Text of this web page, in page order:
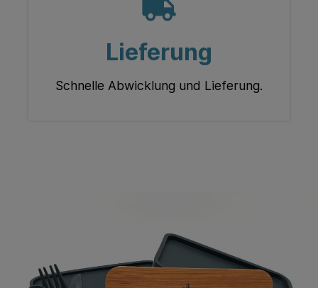
Lieferung
Schnelle Abwicklung und Lieferung.